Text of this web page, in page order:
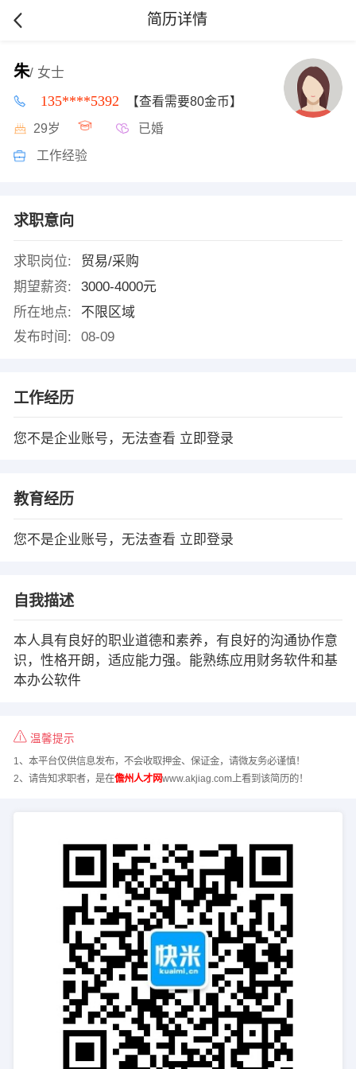
简历详情
朱/ 女士
135****5392 【查看需要80金币】
29岁 已婚
工作经验
求职意向
求职岗位:
贸易/采购
期望薪资:
3000-4000元
所在地点:
不限区域
发布时间:
08-09
工作经历
您不是企业账号，无法查看 立即登录
教育经历
您不是企业账号，无法查看 立即登录
自我描述
本人具有良好的职业道德和素养，有良好的沟通协作意
识，性格开朗，适应能力强。能熟练应用财务软件和基
本办公软件
温馨提示
1、本平台仅供信息发布，不会收取押金、保证金，请微友务必谨慎！
2、请告知求职者，是在儋州人才网www.akjiag.com上看到该简历的！